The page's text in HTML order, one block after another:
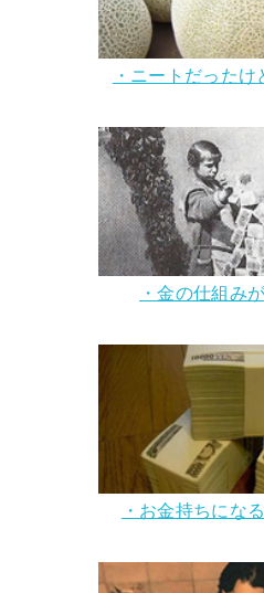
・ニートだった
・金の仕組み
・お金持ちにな